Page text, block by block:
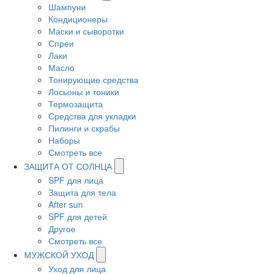
Шампуни
Кондиционеры
Маски и сыворотки
Спреи
Лаки
Масло
Тонирующие средства
Лосьоны и тоники
Термозащита
Средства для укладки
Пилинги и скрабы
Наборы
Смотреть все
ЗАЩИТА ОТ СОЛНЦА
SPF для лица
Защита для тела
After sun
SPF для детей
Другое
Смотреть все
МУЖСКОЙ УХОД
Уход для лица